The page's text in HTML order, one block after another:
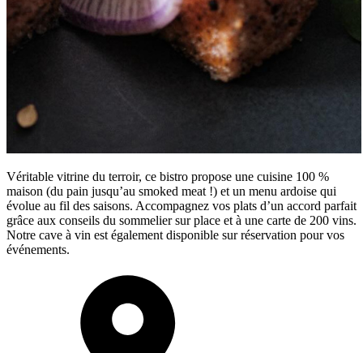
Véritable vitrine du terroir, ce bistro propose une cuisine 100 %
maison (du pain jusqu’au smoked meat !) et un menu ardoise qui
évolue au fil des saisons. Accompagnez vos plats d’un accord parfait
grâce aux conseils du sommelier sur place et à une carte de 200 vins.
Notre cave à vin est également disponible sur réservation pour vos
événements.